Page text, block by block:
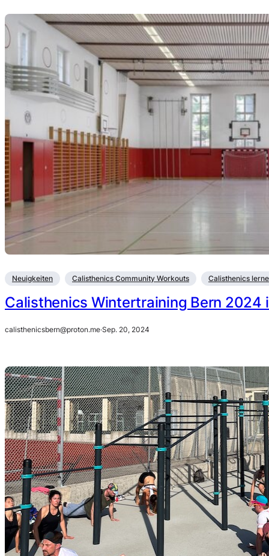
Neuigkeiten Calisthenics Community Workouts Calisthenics
Calisthenics Wintertraining Bern 2024
calisthenicsbern@proton.me·Sep. 20, 2024